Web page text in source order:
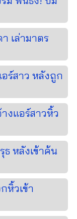
เล่ามาตร
ร์สาว หลังถูก
งแอร์สาวหิ้ว
ธ หลังเข้าค้น
หิ้วเข้า